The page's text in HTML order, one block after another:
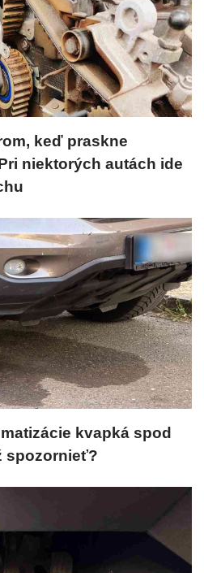
keď praskne
niektorých autách ide
kvapká spod
spozornieť?